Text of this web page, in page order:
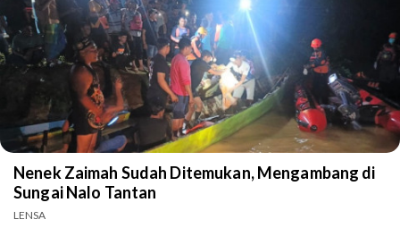
Nenek Zaimah Sudah Ditemukan, Mengambang di
Sungai Nalo Tantan
LENSA